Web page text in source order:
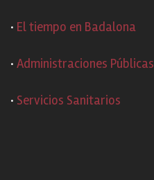
· El tiempo en Badalona
· Administraciones Públicas
· Servicios Sanitarios